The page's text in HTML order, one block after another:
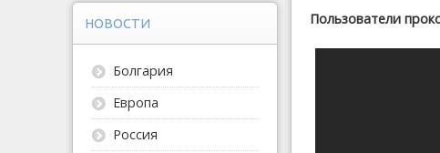
Пользователи
НОВОСТИ
Болгария
Европа
Россия